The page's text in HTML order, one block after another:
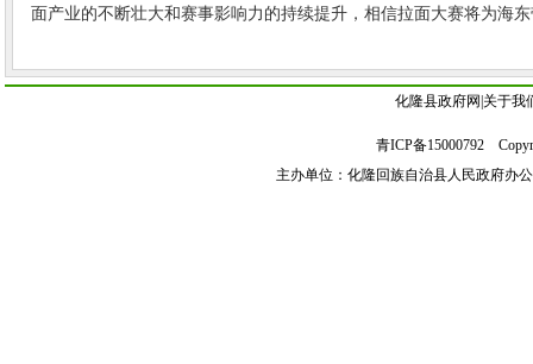
面产业的不断壮大和赛事影响力的持续提升，相信拉面大赛将为海